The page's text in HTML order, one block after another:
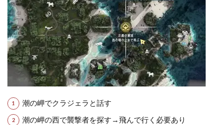
潮の岬でクラジェラと話す
潮の岬の西で襲撃者を探す→飛んで行く必要あり